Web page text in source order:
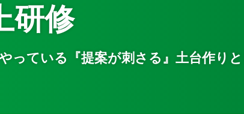
研修
っている『提案が刺さる』土台作り